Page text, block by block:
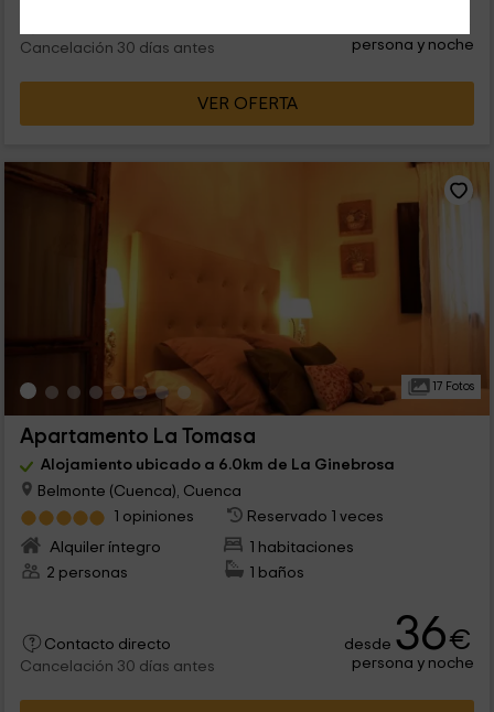
Cancelación 30 días antes
persona y noche
VER OFERTA
17 Fotos
Apartamento La Tomasa
Alojamiento ubicado a 6.0km de La Ginebrosa
Belmonte (Cuenca), Cuenca
1 opiniones
Reservado 1 veces
Alquiler íntegro
1 habitaciones
2 personas
1 baños
Contacto directo
Cancelación 30 días antes
desde 36€
persona y noche